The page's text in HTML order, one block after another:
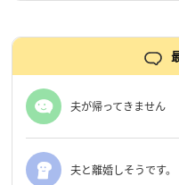
夫が帰ってきません
夫と離婚しそうです。